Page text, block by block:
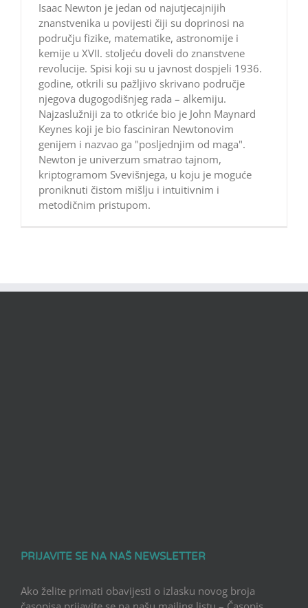
Isaac Newton je jedan od najutjecajnijih
znanstvenika u povijesti čiji su doprinosi na
području fizike, matematike, astronomije i
kemije u XVII. stoljeću doveli do znanstvene
revolucije. Spisi koji su u javnost dospjeli 1936.
godine, otkrili su pažljivo skrivano područje
njegova dugogodišnjeg rada – alkemiju.
Najzaslužniji za to otkriće bio je John Maynard
Keynes koji je bio fasciniran Newtonovim
genijem i nazvao ga "posljednjim od maga".
Newton je univerzum smatrao tajnom,
kriptogramom Svevišnjega, u koju je moguće
proniknuti čistom mišlju i intuitivnim i
metodičnim pristupom.
PRIJAVITE SE NA NAŠ NEWSLETTER
Ako želite primati obavijesti o izlasku novog broja